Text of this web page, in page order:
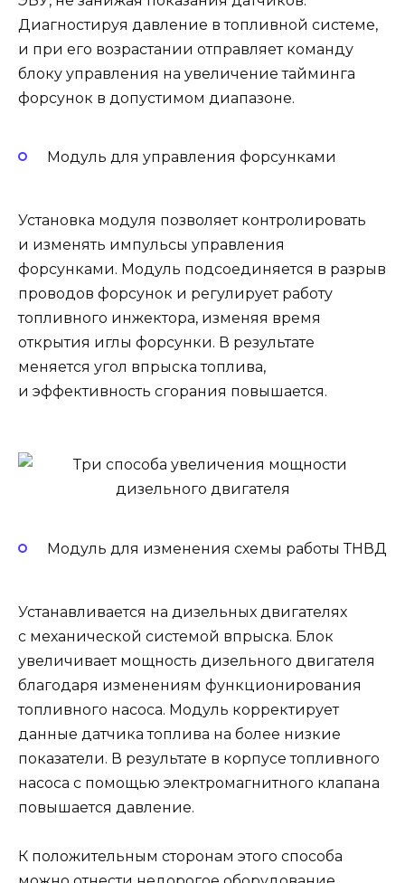
Диагностируя давление в топливной системе,
и при его возрастании отправляет команду
блоку управления на увеличение тайминга
форсунок в допустимом диапазоне.
Модуль для управления форсунками
Установка модуля позволяет контролировать
и изменять импульсы управления
форсунками. Модуль подсоединяется в разрыв
проводов форсунок и регулирует работу
топливного инжектора, изменяя время
открытия иглы форсунки. В результате
меняется угол впрыска топлива,
и эффективность сгорания повышается.
Модуль для изменения схемы работы ТНВД
Устанавливается на дизельных двигателях
с механической системой впрыска. Блок
увеличивает мощность дизельного двигателя
благодаря изменениям функционирования
топливного насоса. Модуль корректирует
данные датчика топлива на более низкие
показатели. В результате в корпусе топливного
насоса с помощью электромагнитного клапана
повышается давление.
К положительным сторонам этого способа